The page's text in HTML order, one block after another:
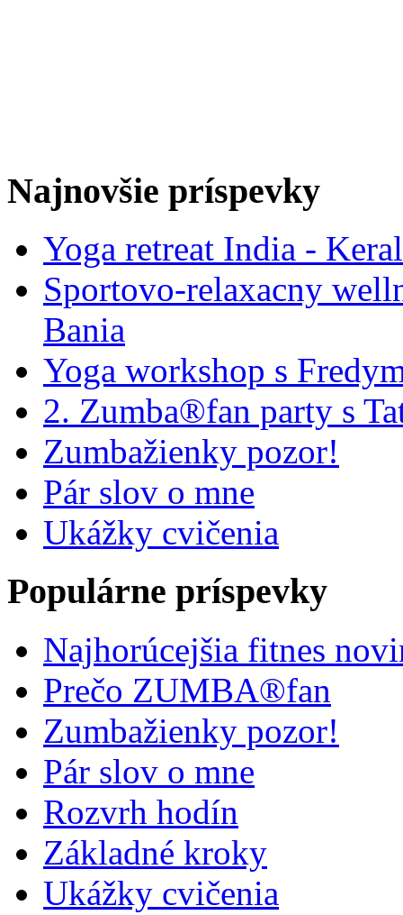
Najnovšie príspevky
Yoga retreat India -
Sportovo-relaxacny
Bania
Yoga workshop s
2. Zumba®fan party s
Zumbažienky pozor!
Pár slov o mne
Ukážky cvičenia
Populárne príspevky
Najhorúcejšia fitnes
Prečo ZUMBA®fan
Zumbažienky pozor!
Pár slov o mne
Rozvrh hodín
Základné kroky
Ukážky cvičenia